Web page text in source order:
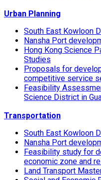
Urban Planning
South East Kowloon
Nansha Port
Hong Kong Science
Studies
Proposals for
competitive service
Feasibility
Science District in
Transportation
South East Kowloon
Nansha Port
Feasibility study for
economic zone and
Land Transport